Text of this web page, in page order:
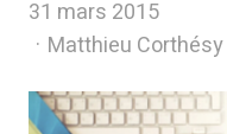
31 mars 2015
Author
Matthieu Corthésy